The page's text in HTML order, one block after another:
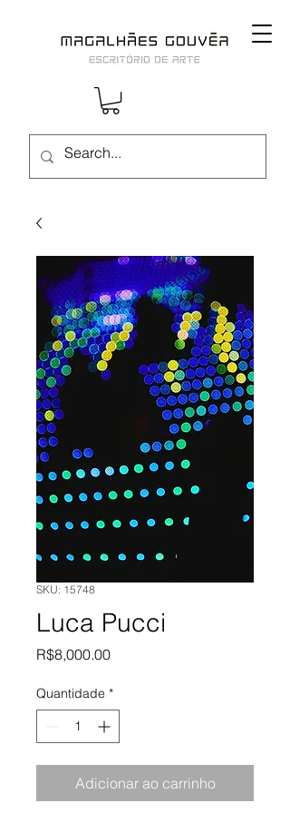
SKU: 15748
Luca Pucci
R$8,000.00Preço
Quantidade *
Adicionar ao carrinho